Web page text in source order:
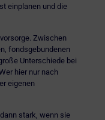
einplanen und die
Zwischen
fondsgebundenen
Unterschiede bei
hier nur nach
eigenen
stark, wenn sie